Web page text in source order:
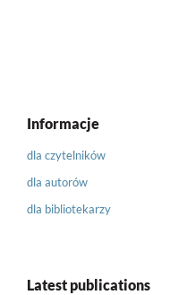
Informacje
dla czytelników
dla autorów
dla bibliotekarzy
Latest publications